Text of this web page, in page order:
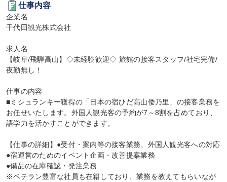
仕事内容
企業名
千代田観光株式会社
求人名
【岐阜/飛騨高山】◇未経験歓迎◇ 旅館の接客スタッフ/社宅完備/
夜勤無し！
仕事の内容
■ミシュランキー獲得の「日本の宿ひだ高山倭乃里」の接客業務を
お任せいたします。外国人観光客の予約が7～8割を占めており、
語学力を活かすことができます。
【仕事の詳細】●受付・案内等の接客業務、外国人観光客への対応
●宿運営のためのイベント企画・改善提案業務
●備品の在庫確認・発注業務
※ベテラン豊富な社員も在籍しており、業務を教えてもらいなが